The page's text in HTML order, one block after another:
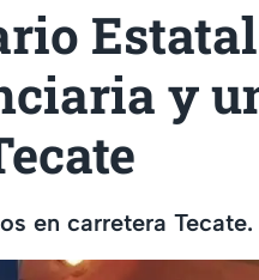
y
en carretera Tecate.